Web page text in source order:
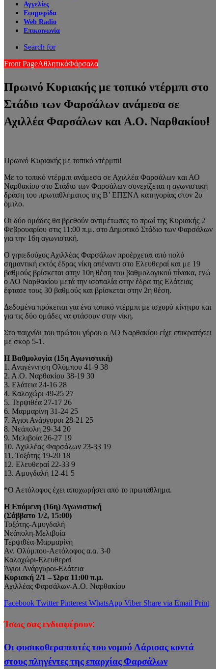
Αγγελίες
Εφημερίδα
Web Radio
Επικοινωνία
Search for
Front PageΑθλητικάΦάρσαλα
Πρωινό Κυριακής με τοπικό ντέρμπι στο
Στάδιο των Φαρσάλων ανάμεσα σε
Αχιλλέα Φαρσάλων και Α.Ο. Ναρθακίου!
Πρωινό Κυριακής με τοπικό ντέρμπι!
Με το τοπικό ντέρμπι ανάμεσα σε Αχιλλέα Φαρσάλων και ΑΟ
Ναρθακίου στο Στάδιο των Φαρσάλων συνεχίζεται η αγωνιστική
δράση του πρωταθλήματος της Β’ ΕΠΣΝΛ κατηγορίας στον 2ο
όμιλο.
Οι δύο ομάδες θα βρεθούν αντιμέτωπες το πρωί της Κυριακής 2
Φεβρουαρίου στις 11:00 π.μ. στο Δημοτικό Στάδιο των Φαρσάλων
για την 16η αγωνιστική.
Ο γηπεδούχος Αχιλλέας Φαρσάλων προέρχεται από πολύ
σημαντική εκτός έδρας νίκη απέναντι στο Ελευθεραί και με 19
βαθμούς βρίσκεται στην 10η θέση του βαθμολογικού πίνακα, ενώ
ο ΑΟ Ναρθακίου μετά την ισοπαλία στην έδρα της Ελάτειας
έφτασε τους 30 βαθμούς και βρίσκεται στην 2η θέση.
Δεδομένα πρόκειται για ένα τοπικό ντέρμπι με ισχυρό κίνητρο και
για τις δύο ομάδες να φτάσουν στην νίκη.
Στο παιχνίδι του πρώτου γύρου ο ΑΟ Ναρθακίου είχε επικρατήσει
με σκορ 5-1.
Η Βαθμολογία (15η Αγωνιστική)
1. Αναγέννηση Ολύμπου 41-9 38
2. Α.Ο. Ναρθακίου 38-19 30
3. Ελάτεια 24-16 28
4. Καλοχώρι 49-25 27
5. Τερψιθέα 27-17 26
6. Μαρμαρίνη 31-24 25
7. Άγιοι Ανάργυροι 28-21 25
8. Νεάπολη 29-34 20
9. Μελιβοία 26-27 19
10. Αχιλλέας Φαρσάλων 23-33 19
11. Τοξότης 19-20 18
12. Ελευθεραί 22-33 9
13. Αμυγδαλή 12-41 5
*Ο Αετόλοφος έχει αποχωρήσει από το πρωτάθλημα.
Η Επόμενη (16η) Αγωνιστική
(Σάββατο 1/2, 15:00)
Τοξότης-Αμυγδαλή
Νεάπολη-Μελιβοία
Τερψιθέα-Μαρμαρίνη
Αν. Ολύμπου-Αετόλοφος α.α. 3-0
Καλοχώρι-Ελευθεραί
Άγιοι Ανάργυροι-Ελάτεια
Κυριακή 2/1 – Ώρα 11:00 π.μ.
Αχιλλέας Φαρσάλων-Α.Ο. Ναρθακίου
Facebook Twitter Pinterest WhatsApp Viber Share via Email Print
Ίσως σας ενδιαφέρουν:
Οι φυσικοθεραπευτές του νομού Λάρισας κοντά
στους πληγέντες της επαρχίας Φαρσάλων